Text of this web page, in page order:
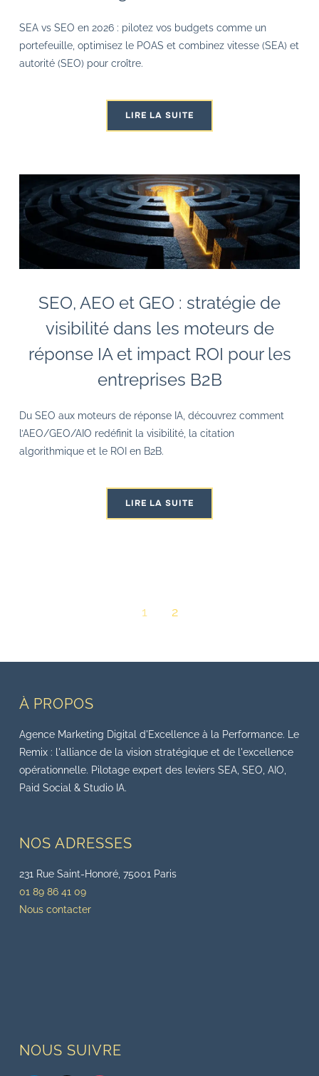
SEA vs SEO en 2026 : pilotez vos budgets comme un
portefeuille, optimisez le POAS et combinez vitesse (SEA) et
autorité (SEO) pour croître.
LIRE LA SUITE
SEO, AEO et GEO : stratégie de
visibilité dans les moteurs de
réponse IA et impact ROI pour les
entreprises B2B
Du SEO aux moteurs de réponse IA, découvrez comment
l’AEO/GEO/AIO redéfinit la visibilité, la citation
algorithmique et le ROI en B2B.
LIRE LA SUITE
1 2
À PROPOS
Agence Marketing Digital d'Excellence à la Performance. Le
Remix : l'alliance de la vision stratégique et de l'excellence
opérationnelle. Pilotage expert des leviers SEA, SEO, AIO,
Paid Social & Studio IA.
NOS ADRESSES
231 Rue Saint-Honoré, 75001 Paris
01 89 86 41 09
Nous contacter
NOUS SUIVRE